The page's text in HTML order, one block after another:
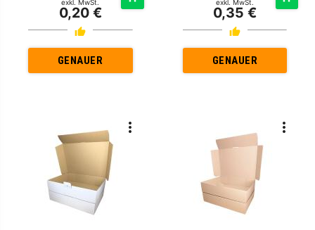
exkl. MwSt.
0,20 €
GENAUER
exkl. MwSt.
0,35 €
GENAUER